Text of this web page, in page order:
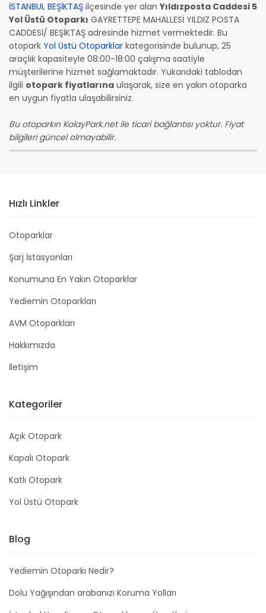
İSTANBUL BEŞİKTAŞ ilçesinde yer alanYıldızposta Caddesi 5
Yol Üstü Otoparkı GAYRETTEPE MAHALLESİ YILDIZ POSTA
CADDESİ/ BEŞİKTAŞ adresinde hizmet vermektedir. Bu
otopark Yol Üstü Otoparklar kategorisinde bulunup, 25
araçlık kapasiteyle 08:00-18:00 çalışma saatiyle
müşterilerine hizmet sağlamaktadır. Yukarıdaki tablodan
ilgili otopark fiyatlarına ulaşarak, size en yakın otoparka
en uygun fiyatla ulaşabilirsiniz.
Bu otoparkın KolayPark.net ile ticari bağlantısı yoktur. Fiyat
bilgileri güncel olmayabilir.
Hızlı Linkler
Otoparklar
Şarj İstasyonları
Konumuna En Yakın Otoparklar
Yediemin Otoparkları
AVM Otoparkları
Hakkımızda
İletişim
Kategoriler
Açık Otopark
Kapalı Otopark
Katlı Otopark
Yol Üstü Otopark
Blog
Yediemin Otoparkı Nedir?
Dolu Yağışından arabanızı Koruma Yolları